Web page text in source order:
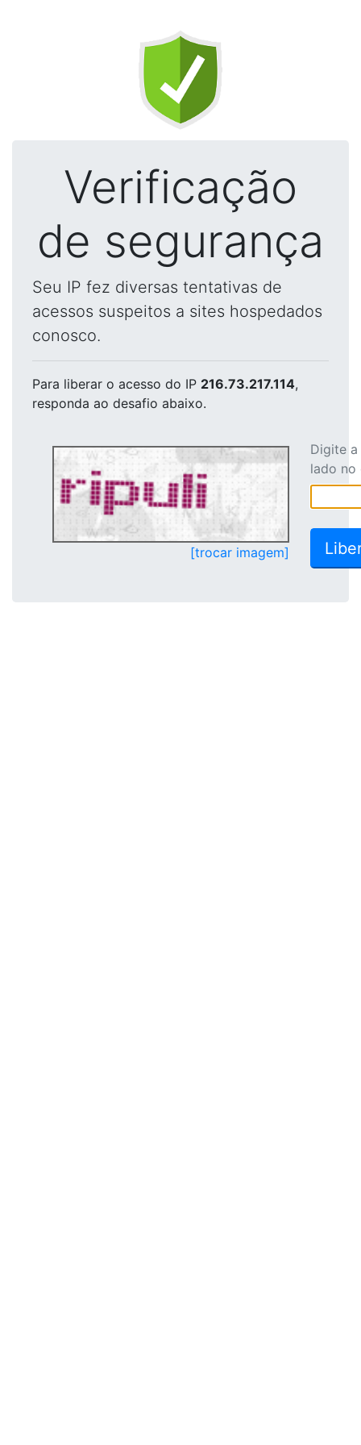
Verificação
de segurança
Seu IP fez diversas tentativas de
acessos suspeitos a sites hospedados
conosco.
Para liberar o acesso do IP 216.73.217.114,
responda ao desafio abaixo.
[trocar imagem]
Digite
lado no